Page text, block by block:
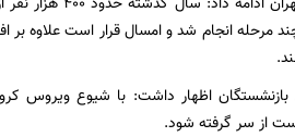
مرحله انجام شد و امسال قرار است علاوه
اظهار داشت: با شیوع ویروس
از سر گرفته شود.